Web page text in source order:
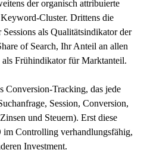
der organisch attribuierte
Cluster. Drittens die
als Qualitätsindikator der
of Search, Ihr Anteil an allen
als Frühindikator für Marktanteil.
Conversion-Tracking, das jede
Session, Conversion,
und Steuern). Erst diese
Controlling verhandlungsfähig,
Investment.